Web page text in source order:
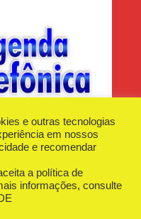
Plugin Informática
- 42.509.198/0001-83
e outras tecnologias
em nossos
e recomendar
a política de
informações, consulte